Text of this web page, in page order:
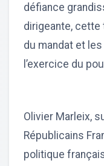
défiance
dirigeante,
du mandat et
l’exercice du
Olivier Marleix,
Républicains
politique